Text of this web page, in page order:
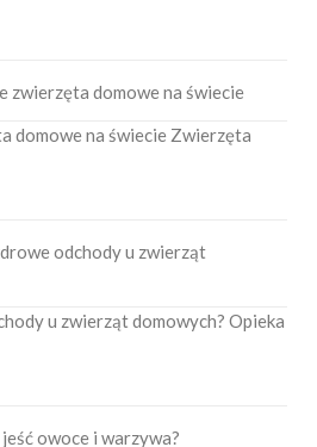
zwierzęta domowe na świecie
domowe na świecie Zwierzęta
odchody u zwierząt
u zwierząt domowych? Opieka
owoce i warzywa?